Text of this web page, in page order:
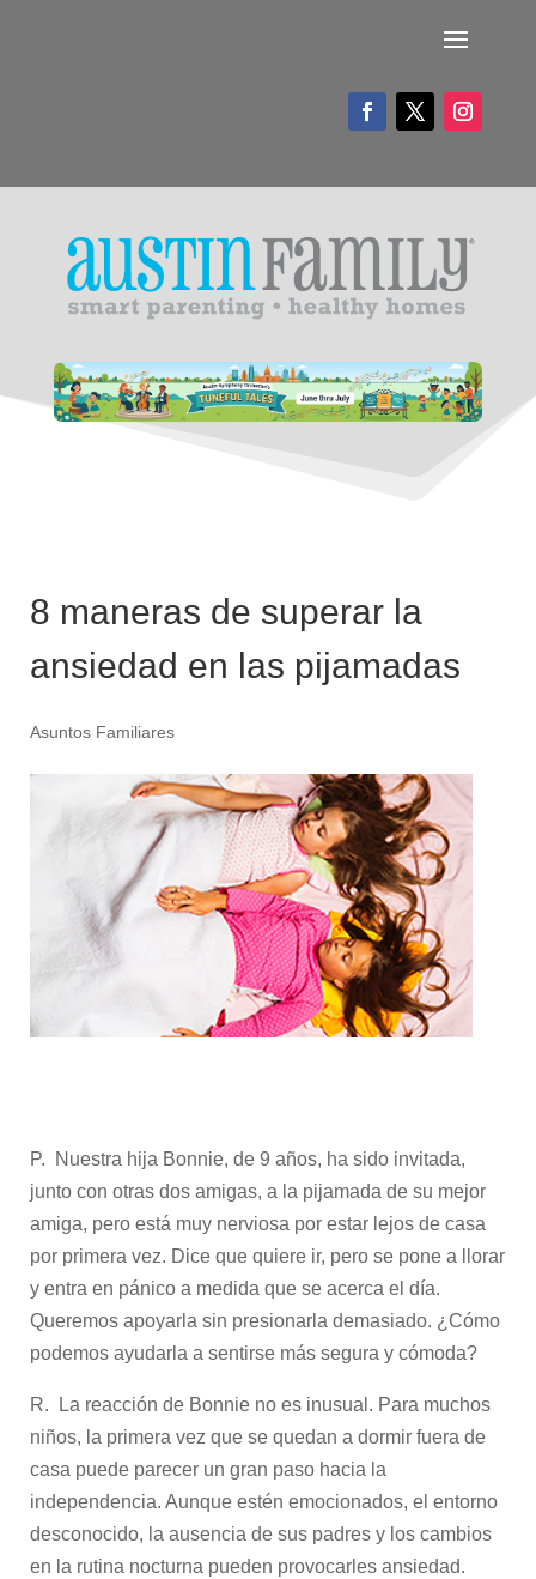
8 maneras de superar la
ansiedad en las pijamadas
Asuntos Familiares
P. Nuestra hija Bonnie, de 9 años, ha sido invitada,
junto con otras dos amigas, a la pijamada de su mejor
amiga, pero está muy nerviosa por estar lejos de casa
por primera vez. Dice que quiere ir, pero se pone a llorar
y entra en pánico a medida que se acerca el día.
Queremos apoyarla sin presionarla demasiado. ¿Cómo
podemos ayudarla a sentirse más segura y cómoda?
R. La reacción de Bonnie no es inusual. Para muchos
niños, la primera vez que se quedan a dormir fuera de
casa puede parecer un gran paso hacia la
independencia. Aunque estén emocionados, el entorno
desconocido, la ausencia de sus padres y los cambios
en la rutina nocturna pueden provocarles ansiedad.